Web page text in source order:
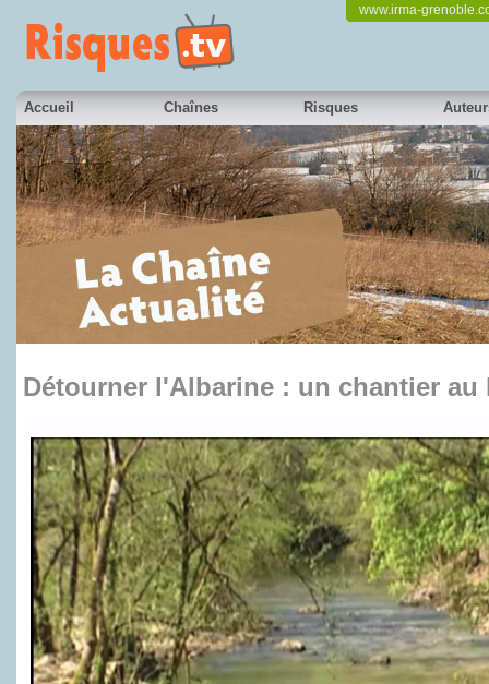
www.irma-
Accueil Chaînes Risques
Détourner l'Albarine : un chantier